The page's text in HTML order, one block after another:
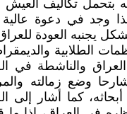
بتحمل تكاليف
وجد في دعوة
يجنبه العودة
الطلابية
والناشطة في
شارحا وضع زمالته
كما أشار إلى